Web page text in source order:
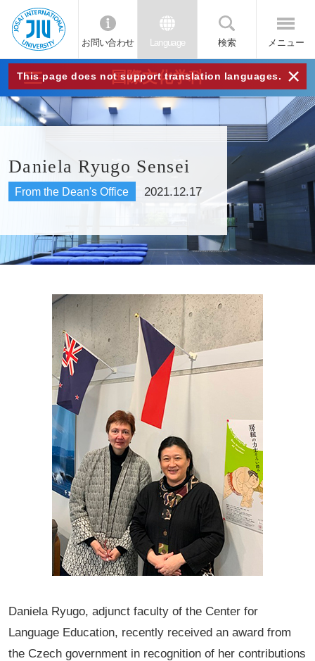
JIU
城西
大学
お問い合わせ Language 検索 メニュー
This page does not support translation languages. ×
国際文化学科
Daniela Ryugo Sensei
From the Dean's Office 2021.12.17
Daniela Ryugo, adjunct faculty of the Center for
Language Education, recently received an award from
the Czech government in recognition of her contributions